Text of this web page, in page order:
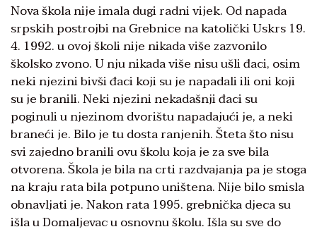
Nova škola nije imala dugi radni vijek. Od napada
srpskih postrojbi na Grebnice na katolički Uskrs 19.
4. 1992. u ovoj školi nije nikada više zazvonilo
školsko zvono. U nju nikada više nisu ušli đaci, osim
neki njezini bivši đaci koji su je napadali ili oni koji
su je branili. Neki njezini nekadašnji đaci su
poginuli u njezinom dvorištu napadajući je, a neki
braneći je. Bilo je tu dosta ranjenih. Šteta što nisu
svi zajedno branili ovu školu koja je za sve bila
otvorena. Škola je bila na crti razdvajanja pa je stoga
na kraju rata bila potpuno uništena. Nije bilo smisla
obnavljati je. Nakon rata 1995. grebnička djeca su
išla u Domaljevac u osnovnu školu. Išla su sve do